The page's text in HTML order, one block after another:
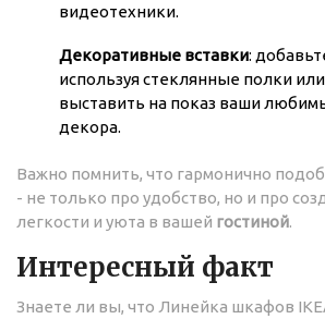
видеотехники.
Декоративные вставки:
используя стеклянные полки
выставить на показ ваши
декора.
Важно помнить, что гармонично
- не только про удобство, но и про
легкости и уюта в вашей гостиной.
Интересный факт
Знаете ли вы, что Линейка шкафов